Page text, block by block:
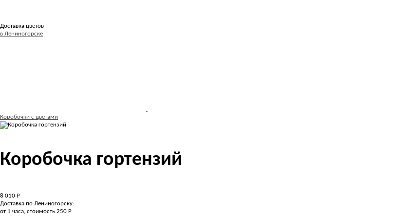
Доставка цветов
в Лениногорске
Коробочки с цветами
Коробочка гортензий
8 010 Р
Доставка по Лениногорску:
от 1 часа, стоимость 250 Р